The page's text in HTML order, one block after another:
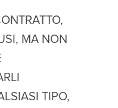
MA NON
TIPO,